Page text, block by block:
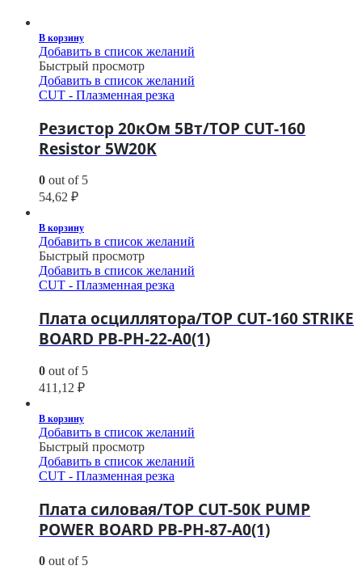
В корзину
Добавить в список желаний
Быстрый просмотр
Добавить в список желаний
CUT - Плазменная резка
Резистор 20кОм 5Вт/TOP CUT-160
Resistor 5W20K
0 out of 5
54,62 ₽
В корзину
Добавить в список желаний
Быстрый просмотр
Добавить в список желаний
CUT - Плазменная резка
Плата осциллятора/TOP CUT-160 STRIKE
BOARD PB-PH-22-A0(1)
0 out of 5
411,12 ₽
В корзину
Добавить в список желаний
Быстрый просмотр
Добавить в список желаний
CUT - Плазменная резка
Плата силовая/TOP CUT-50К PUMP
POWER BOARD PB-PH-87-A0(1)
0 out of 5